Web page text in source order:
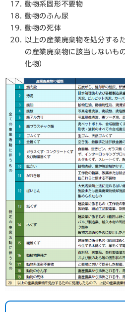
動物系固形不要物
動物のふん尿
動物の死体
以上の産業廃棄物を処分する
の産業廃棄物に該当しないも
化物）